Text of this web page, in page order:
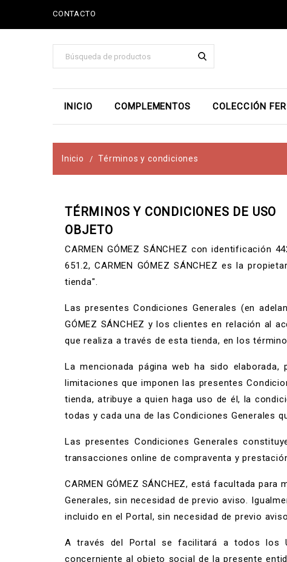
CONTACTO
INICIO COMPLEMENTOS COLECCIÓN
Inicio Términos y condiciones
TÉRMINOS Y CONDICIONES DE USO
OBJETO
CARMEN GÓMEZ SÁNCHEZ con
651.2, CARMEN GÓMEZ SÁNCHEZ es la
tienda".
Las presentes Condiciones Generales (en
GÓMEZ SÁNCHEZ y los clientes en relación al
que realiza a través de esta tienda, en los
La mencionada página web ha sido
limitaciones que imponen las presentes
tienda, atribuye a quien haga uso de él, la
todas y cada una de las Condiciones Generales
Las presentes Condiciones Generales
transacciones online de compraventa y
CARMEN GÓMEZ SÁNCHEZ, está facultada
Generales, sin necesidad de previo aviso.
incluido en el Portal, sin necesidad de previo
A través del Portal se facilitará a todos los
concerniente al objeto social de la presente